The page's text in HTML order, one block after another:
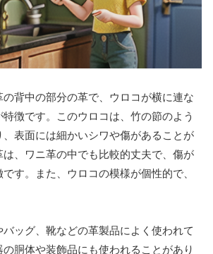
の背中の部分の革で、ウロコが横に連な
徴です。このウロコは、竹の節のよう
表面には細かいシワや傷があることが
、ワニ革の中でも比較的丈夫で、傷が
す。また、ウロコの模様が個性的で、
ッグ、靴などの革製品によく使われて
胴体や装飾品にも使われることがあり